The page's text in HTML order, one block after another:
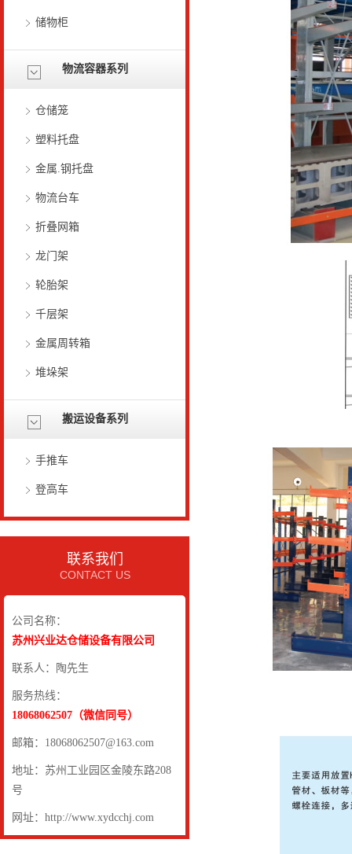
储物柜
物流容器系列
仓储笼
塑料托盘
金属.钢托盘
物流台车
折叠网箱
龙门架
轮胎架
千层架
金属周转箱
堆垛架
搬运设备系列
手推车
登高车
联系我们
CONTACT US
公司名称：
苏州兴业达仓储设备有限公司
联系人：陶先生
服务热线：
18068062507（微信同号）
邮箱：18068062507@163.com
地址：苏州工业园区金陵东路208
号
网址：http://www.xydcchj.com